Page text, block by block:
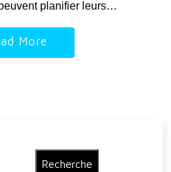
planifier leurs…
More
Recherche